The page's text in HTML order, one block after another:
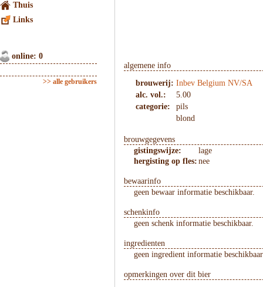
Thuis
Links
online: 0
>> alle gebruikers
algemene info
brouwerij: Inbev Belgium NV/SA
alc. vol.:
5.00
categorie:
pils
blond
brouwgegevens
gistingswijze:
lage
hergisting op fles: nee
bewaarinfo
geen bewaar informatie beschikbaar.
schenkinfo
geen schenk informatie beschikbaar.
ingredienten
geen ingredient informatie
opmerkingen over dit bier